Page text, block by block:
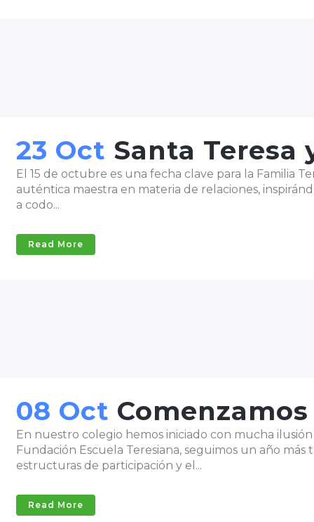
23 Oct Santa Teresa
El 15 de octubre es una fecha clave para la Familia
auténtica maestra en materia de relaciones,
a codo...
Read More
08 Oct
En nuestro colegio hemos iniciado con mucha
Fundación Escuela Teresiana, seguimos un año
estructuras de participación y el...
Read More